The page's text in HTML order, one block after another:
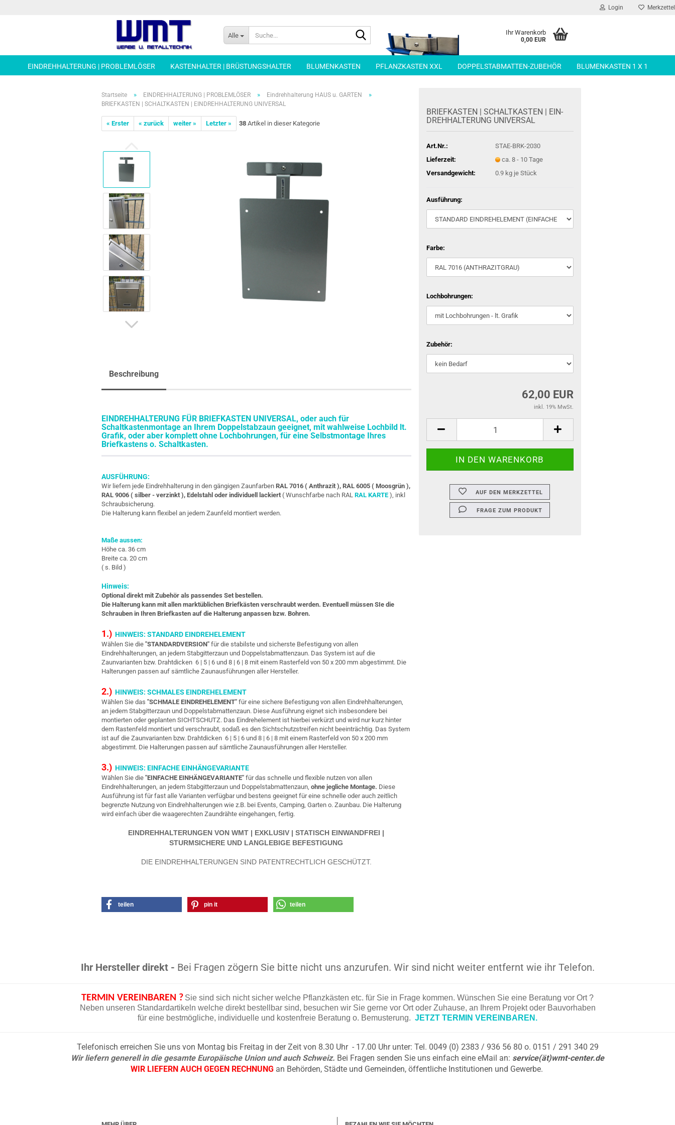
Login Merkzettel
Alle Ihr Warenkorb
0,00 EUR
EINDREHHALTERUNG | PROBLEMLÖSER KASTENHALTER | BRÜSTUNGSHALTER BLUMENKASTEN PFLANZKASTEN XXL DOPPELSTABMATTEN-ZUBEHÖR BLUMENKASTEN 1 X 1
Startseite » EINDREHHALTERUNG | PROBLEMLÖSER » Eindrehhalterung HAUS u. GARTEN »
BRIEFKASTEN | SCHALTKASTEN | EINDREHHALTERUNG UNIVERSAL
« Erster « zurück weiter » Letzter » 38 Artikel in dieser Kategorie
BRIEF­KAS­TEN | SCHALT­KAS­TEN | EIN­
DREH­HAL­TE­RUNG UNI­VER­SAL
Art.Nr.:
STAE-BRK-2030
Lieferzeit:
ca. 8 - 10 Tage
Versandgewicht:
0.9kg je Stück
Ausführung:
Farbe:
Lochbohrungen:
Zubehör:
62,00 EUR
inkl. 19% MwSt.
AUF DEN MERKZETTEL
FRAGE ZUM PRODUKT
Beschreibung
EINDREHHALTERUNG FÜR BRIEFKASTEN UNIVERSAL, oder auch für
Schaltkastenmontage an Ihrem Doppelstabzaun geeignet, mit wahlweise Lochbild lt.
Grafik, oder aber komplett ohne Lochbohrungen, für eine Selbstmontage Ihres
Briefkastens o. Schaltkasten.
AUSFÜHRUNG:
Wir liefern jede Eindrehhalterung in den gängigen Zaunfarben RAL 7016 ( Anthrazit ), RAL 6005 ( Moosgrün ),
RAL 9006 ( silber - verzinkt ), Edelstahl oder individuell lackiert ( Wunschfarbe nach RAL RAL KARTE ), inkl
Schraubsicherung.
Die Halterung kann flexibel an jedem Zaunfeld montiert werden.
Maße aussen:
Höhe ca. 36 cm
Breite ca. 20 cm
( s. Bild )
Hinweis:
Optional direkt mit Zubehör als passendes Set bestellen.
Die Halterung kann mit allen marktüblichen Briefkästen verschraubt werden. Eventuell müssen SIe die
Schrauben in Ihren Briefkasten auf die Halterung anpassen bzw. Bohren.
1.) HINWEIS: STANDARD EINDREHELEMENT
Wählen Sie die "STANDARDVERSION" für die stabilste und sicherste Befestigung von allen
Eindrehhalterungen, an jedem Stabgitterzaun und Doppelstabmattenzaun. Das System ist auf die
Zaunvarianten bzw. Drahtdicken 6 | 5 | 6 und 8 | 6 | 8 mit einem Rasterfeld von 50 x 200 mm abgestimmt. Die
Halterungen passen auf sämtliche Zaunausführungen aller Hersteller.
2.) HINWEIS: SCHMALES EINDREHELEMENT
Wählen Sie das "SCHMALE EINDREHELEMENT" für eine sichere Befestigung von allen Eindrehhalterungen,
an jedem Stabgitterzaun und Doppelstabmattenzaun. Diese Ausführung eignet sich insbesondere bei
montierten oder geplanten SICHTSCHUTZ. Das Eindrehelement ist hierbei verkürzt und wird nur kurz hinter
dem Rastenfeld montiert und verschraubt, sodaß es den Sichtschutzstreifen nicht beeinträchtig. Das System
ist auf die Zaunvarianten bzw. Drahtdicken 6 | 5 | 6 und 8 | 6 | 8 mit einem Rasterfeld von 50 x 200 mm
abgestimmt. Die Halterungen passen auf sämtliche Zaunausführungen aller Hersteller.
3.) HINWEIS: EINFACHE EINHÄNGEVARIANTE
Wählen Sie die "EINFACHE EINHÄNGEVARIANTE" für das schnelle und flexible nutzen von allen
Eindrehhalterungen, an jedem Stabgitterzaun und Doppelstabmattenzaun, ohne jegliche Montage. Diese
Ausführung ist für fast alle Varianten verfügbar und bestens geeignet für eine schnelle oder auch zeitlich
begrenzte Nutzung von Eindrehhalterungen wie z.B. bei Events, Camping, Garten o. Zaunbau. Die Halterung
wird einfach über die waagerechten Zaundrähte eingehangen, fertig.
EINDREHHALTERUNGEN VON WMT | EXKLUSIV | STATISCH EINWANDFREI |
STURMSICHERE UND LANGLEBIGE BEFESTIGUNG
DIE EINDREHHALTERUNGEN SIND PATENTRECHTLICH GESCHÜTZT.
teilen pin it teilen
Ihr Hersteller direkt - Bei Fragen zögern Sie bitte nicht uns anzurufen. Wir sind nicht weiter entfernt wie ihr Telefon.
TERMIN VEREINBAREN ? Sie sind sich nicht sicher welche Pflanzkästen etc. für Sie in Frage kommen. Wünschen Sie eine Beratung vor Ort ?
Neben unseren Standardartikeln welche direkt bestellbar sind, besuchen wir Sie gerne vor Ort oder Zuhause, an Ihrem Projekt oder Bauvorhaben
für eine bestmögliche, individuelle und kostenfreie Beratung o. Bemusterung. JETZT TERMIN VEREINBAREN.
Telefonisch erreichen Sie uns von Montag bis Freitag in der Zeit von 8.30 Uhr - 17.00 Uhr unter: Tel. 0049 (0) 2383 / 936 56 80 o. 0151 / 291 340 29
Wir liefern generell in die gesamte Europäische Union und auch Schweiz. Bei Fragen senden Sie uns einfach eine eMail an: service(ät)wmt-center.de
WIR LIEFERN AUCH GEGEN RECHNUNG an Behörden, Städte und Gemeinden, öffentliche Institutionen und Gewerbe.